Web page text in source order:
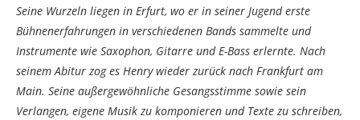
Seine Wurzeln liegen in Erfurt, wo er in seiner Jugend erste
Bühnenerfahrungen in verschiedenen Bands sammelte und
Instrumente wie Saxophon, Gitarre und E-Bass erlernte. Nach
seinem Abitur zog es Henry wieder zurück nach Frankfurt am
Main. Seine außergewöhnliche Gesangsstimme sowie sein
Verlangen, eigene Musik zu komponieren und Texte zu schreiben,